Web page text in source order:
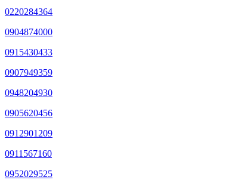
0220284364
0904874000
0915430433
0907949359
0948204930
0905620456
0912901209
0911567160
0952029525